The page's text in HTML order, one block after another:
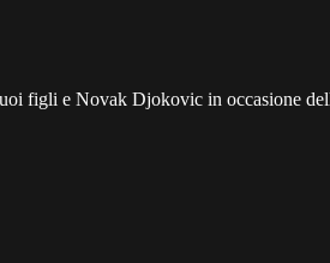
figli e Novak Djokovic in occasione